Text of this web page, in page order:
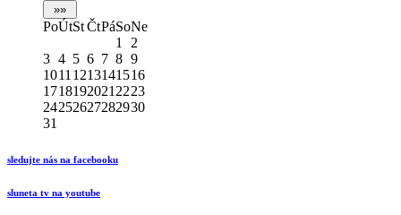
PoÚtStČtPáSoNe
1
2
3 4 5 6 7 8 9
1011 1213141516
1718192021 2223
24252627282930
31
sledujte nás na facebooku
sluneta tv na youtube